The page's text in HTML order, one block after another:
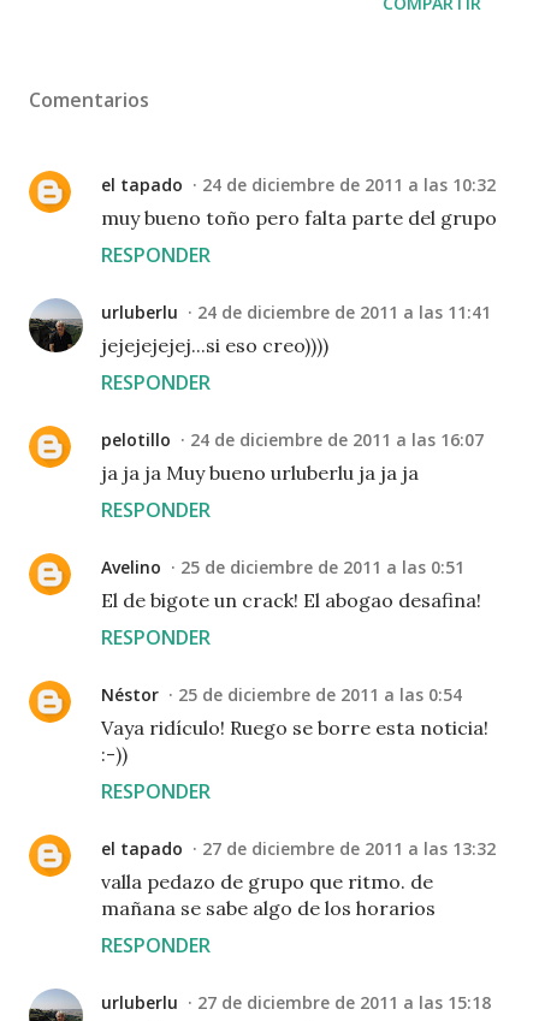
Comentarios
el tapado 24 de diciembre de 2011 a las 10:32
muy bueno toño pero falta parte del grupo
RESPONDER
urluberlu 24 de diciembre de 2011 a las 11:41
jejejejejej...si eso creo))))
RESPONDER
pelotillo 24 de diciembre de 2011 a las 16:07
ja ja ja Muy bueno urluberlu ja ja ja
RESPONDER
Avelino 25 de diciembre de 2011 a las 0:51
El de bigote un crack! El abogao desafina!
RESPONDER
Néstor 25 de diciembre de 2011 a las 0:54
Vaya ridículo! Ruego se borre esta noticia!
:-))
RESPONDER
el tapado 27 de diciembre de 2011 a las 13:32
valla pedazo de grupo que ritmo. de
mañana se sabe algo de los horarios
RESPONDER
urluberlu 27 de diciembre de 2011 a las 15:18